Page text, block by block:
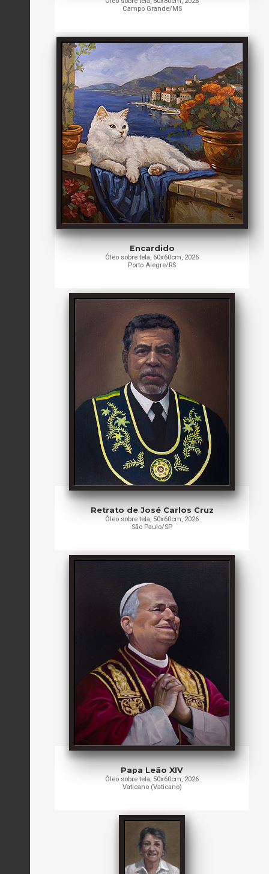
Campo Grande/MS
Encardido
Óleo sobre tela, 60x60cm, 2026
Porto Alegre/RS
Retrato de José Carlos Cruz
Óleo sobre tela, 50x60cm, 2026
São Paulo/SP
Papa Leão XIV
Óleo sobre tela, 50x60cm, 2026
Vaticano (Vaticano)